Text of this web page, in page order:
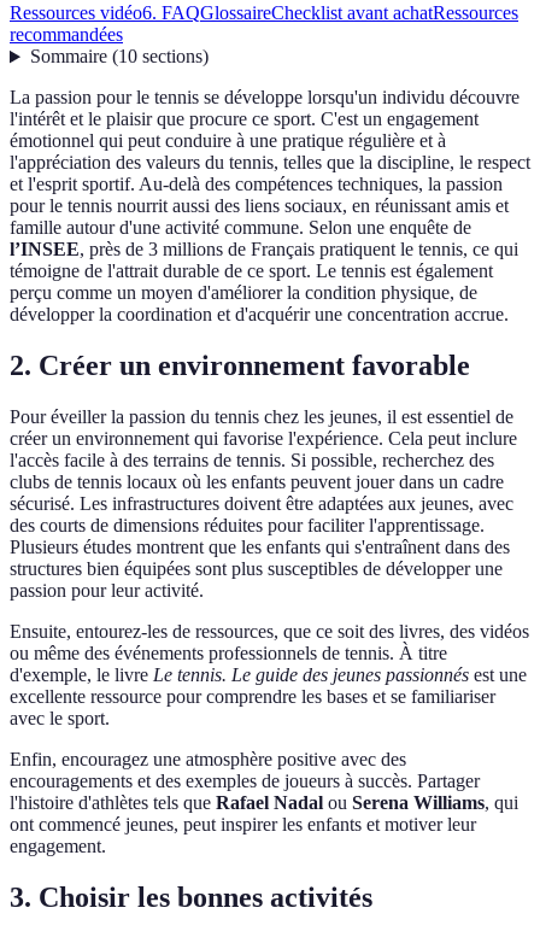
Ressources vidéo6. FAQGlossaireChecklist avant achatRessources
recommandées
Sommaire(10 sections)
La passion pour le tennis se développe lorsqu'un individu découvre
l'intérêt et le plaisir que procure ce sport. C'est un engagement
émotionnel qui peut conduire à une pratique régulière et à
l'appréciation des valeurs du tennis, telles que la discipline, le respect
et l'esprit sportif. Au-delà des compétences techniques, la passion
pour le tennis nourrit aussi des liens sociaux, en réunissant amis et
famille autour d'une activité commune. Selon une enquête de
l’INSEE, près de 3 millions de Français pratiquent le tennis, ce qui
témoigne de l'attrait durable de ce sport. Le tennis est également
perçu comme un moyen d'améliorer la condition physique, de
développer la coordination et d'acquérir une concentration accrue.
2. Créer un environnement favorable
Pour éveiller la passion du tennis chez les jeunes, il est essentiel de
créer un environnement qui favorise l'expérience. Cela peut inclure
l'accès facile à des terrains de tennis. Si possible, recherchez des
clubs de tennis locaux où les enfants peuvent jouer dans un cadre
sécurisé. Les infrastructures doivent être adaptées aux jeunes, avec
des courts de dimensions réduites pour faciliter l'apprentissage.
Plusieurs études montrent que les enfants qui s'entraînent dans des
structures bien équipées sont plus susceptibles de développer une
passion pour leur activité.
Ensuite, entourez-les de ressources, que ce soit des livres, des vidéos
ou même des événements professionnels de tennis. À titre
d'exemple, le livre Le tennis. Le guide des jeunes passionnés est une
excellente ressource pour comprendre les bases et se familiariser
avec le sport.
Enfin, encouragez une atmosphère positive avec des
encouragements et des exemples de joueurs à succès. Partager
l'histoire d'athlètes tels que Rafael Nadal ou Serena Williams, qui
ont commencé jeunes, peut inspirer les enfants et motiver leur
engagement.
3. Choisir les bonnes activités